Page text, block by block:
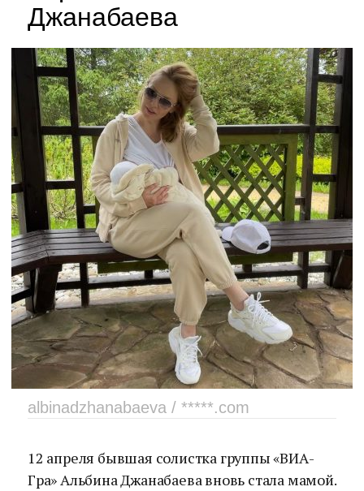
Джанабаева
albinadzhanabaeva / *****.com
12 апреля бывшая солистка группы «ВИА-
Гра» Альбина Джанабаева вновь стала мамой.